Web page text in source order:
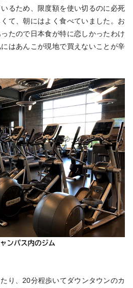
るため、限度額を使い切るのに必死
て、朝にはよく食べていました。お
たので日本食が特に恋しかったわけ
はあんこが現地で買えないことが辛
り、20分程歩いてダウンタウンのカ